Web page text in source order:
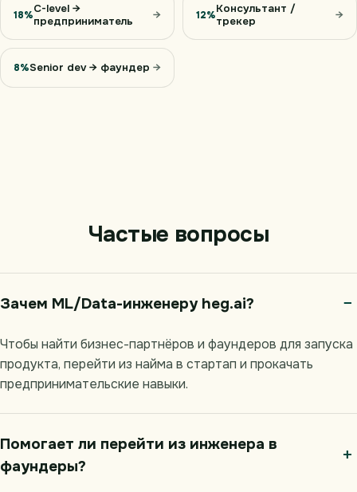
18%C-level →
предприниматель
→ 12%Консультант /
трекер
→
8%Senior dev → фаундер →
Частые вопросы
Зачем ML/Data-инженеру heg.ai?
Чтобы найти бизнес-партнёров и фаундеров для запуска
продукта, перейти из найма в стартап и прокачать
предпринимательские навыки.
Помогает ли перейти из инженера в
фаундеры?